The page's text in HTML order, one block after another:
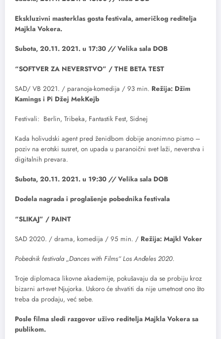
Ekskluzivni masterklas gosta festivala, američkog reditelja
Majkla Vokera.
Subota, 20.11. 2021. u 17:30 //Velika sala DOB
“SOFTVER ZA NEVERSTVO” / THE BETA TEST
SAD/ VB 2021. / paranoja-komedija / 93 min. Režija: Džim
Kamings i Pi Džej MekKejb
Festivali: Berlin, Tribeka, Fantastik Fest, Sidnej
Kada holivudski agent pred ženidbom dobije anonimno pismo –
poziv na erotski susret, on upada u paranoični svet laži, neverstva i
digitalnih prevara.
Subota, 20.11. 2021. u 19:30 //Velika sala DOB
Dodela nagrada i proglašenje pobednika festivala
“SLIKAJ” / PAINT
SAD 2020. / drama, komedija / 95 min. / Režija: Majkl Voker
Pobednik festivala „Dances with Films“ Los Anđeles 2020.
Troje diplomaca likovne akademije, pokušavaju da se probiju kroz
bizarni art-svet Njujorka. Uskoro će shvatiti da nije umetnost ono što
treba da prodaju, već sebe.
Posle filma sledi razgovor uživo reditelja Majkla Vokera sa
publikom.